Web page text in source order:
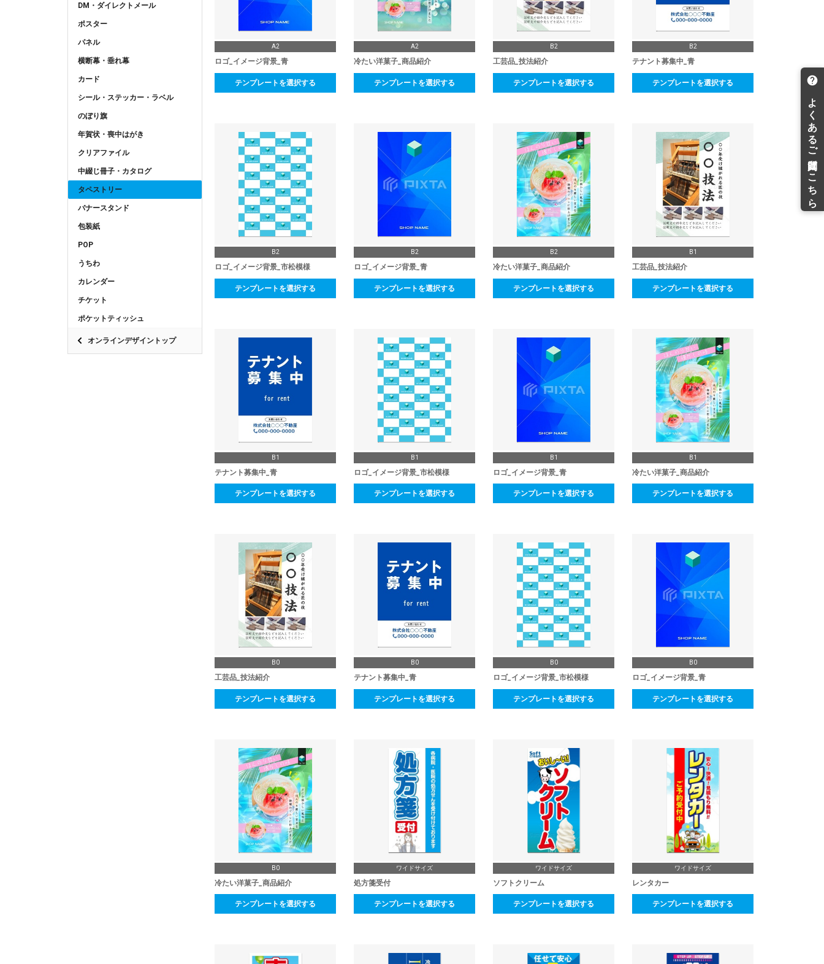
DM・ダイレクトメール
ポスター
パネル
横断幕・垂れ幕
カード
シール・ステッカー・ラベル
のぼり旗
年賀状・喪中はがき
クリアファイル
中綴じ冊子・カタログ
タペストリー
バナースタンド
包装紙
POP
うちわ
カレンダー
チケット
ポケットティッシュ
オンラインデザイントップ
A2
ロゴ_イメージ背景_青
テンプレートを選択する
A2
冷たい洋菓子_商品紹介
テンプレートを選択する
B2
工芸品_技法紹介
テンプレートを選択する
B2
テナント募集中_青
テンプレートを選択する
B2
ロゴ_イメージ背景_市松模様
テンプレートを選択する
B2
ロゴ_イメージ背景_青
テンプレートを選択する
B2
冷たい洋菓子_商品紹介
テンプレートを選択する
B1
工芸品_技法紹介
テンプレートを選択する
B1
テナント募集中_青
テンプレートを選択する
B1
ロゴ_イメージ背景_市松模様
テンプレートを選択する
B1
ロゴ_イメージ背景_青
テンプレートを選択する
B1
冷たい洋菓子_商品紹介
テンプレートを選択する
B0
工芸品_技法紹介
テンプレートを選択する
B0
テナント募集中_青
テンプレートを選択する
B0
ロゴ_イメージ背景_市松模様
テンプレートを選択する
B0
ロゴ_イメージ背景_青
テンプレートを選択する
B0
冷たい洋菓子_商品紹介
テンプレートを選択する
ワイドサイズ
処方箋受付
テンプレートを選択する
ワイドサイズ
ソフトクリーム
テンプレートを選択する
ワイドサイズ
レンタカー
テンプレートを選択する